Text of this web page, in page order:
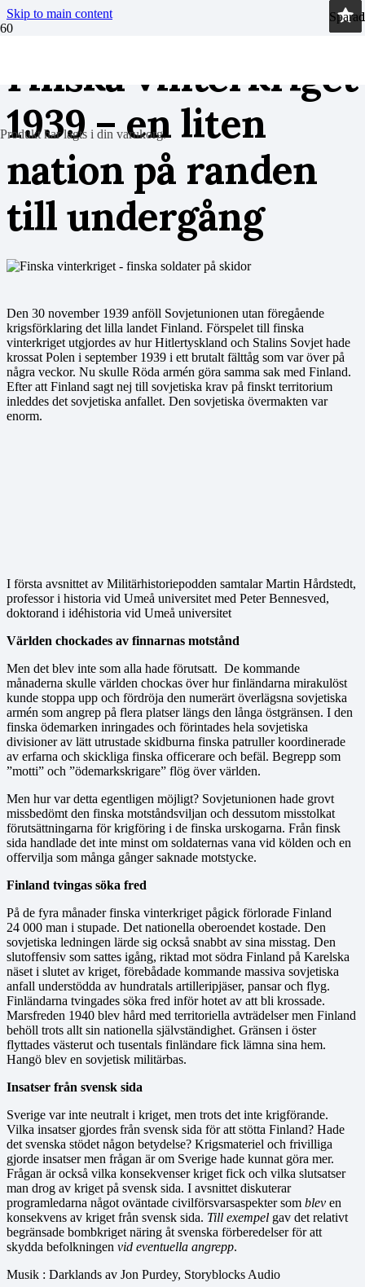
Skip to main content
Produkthar lagts i din varukorg.
Finska vinterkriget
1939 – en liten
nation på randen
till undergång
Den 30 november 1939 anföll Sovjetunionen utan föregående
krigsförklaring det lilla landet Finland. Förspelet till finska
vinterkriget utgjordes av hur Hitlertyskland och Stalins Sovjet hade
krossat Polen i september 1939 i ett brutalt fälttåg som var över på
några veckor. Nu skulle Röda armén göra samma sak med Finland.
Efter att Finland sagt nej till sovjetiska krav på finskt territorium
inleddes det sovjetiska anfallet. Den sovjetiska övermakten var
enorm.
I första avsnittet av Militärhistoriepodden samtalar Martin Hårdstedt,
professor i historia vid Umeå universitet med Peter Bennesved,
doktorand i idéhistoria vid Umeå universitet
Världen chockades av finnarnas motstånd
Men det blev inte som alla hade förutsatt. De kommande
månaderna skulle världen chockas över hur finländarna mirakulöst
kunde stoppa upp och fördröja den numerärt överlägsna sovjetiska
armén som angrep på flera platser längs den långa östgränsen. I den
finska ödemarken inringades och förintades hela sovjetiska
divisioner av lätt utrustade skidburna finska patruller koordinerade
av erfarna och skickliga finska officerare och befäl. Begrepp som
”motti” och ”ödemarkskrigare” flög över världen.
Men hur var detta egentligen möjligt? Sovjetunionen hade grovt
missbedömt den finska motståndsviljan och dessutom misstolkat
förutsättningarna för krigföring i de finska urskogarna. Från finsk
sida handlade det inte minst om soldaternas vana vid kölden och en
offervilja som många gånger saknade motstycke.
Finland tvingas söka fred
På de fyra månader finska vinterkriget pågick förlorade Finland
24 000 man i stupade. Det nationella oberoendet kostade. Den
sovjetiska ledningen lärde sig också snabbt av sina misstag. Den
slutoffensiv som sattes igång, riktad mot södra Finland på Karelska
näset i slutet av kriget, förebådade kommande massiva sovjetiska
anfall understödda av hundratals artilleripjäser, pansar och flyg.
Finländarna tvingades söka fred inför hotet av att bli krossade.
Marsfreden 1940 blev hård med territoriella avträdelser men Finland
behöll trots allt sin nationella självständighet. Gränsen i öster
flyttades västerut och tusentals finländare fick lämna sina hem.
Hangö blev en sovjetisk militärbas.
Insatser från svensk sida
Sverige var inte neutralt i kriget, men trots det inte krigförande.
Vilka insatser gjordes från svensk sida för att stötta Finland? Hade
det svenska stödet någon betydelse? Krigsmateriel och frivilliga
gjorde insatser men frågan är om Sverige hade kunnat göra mer.
Frågan är också vilka konsekvenser kriget fick och vilka slutsatser
man drog av kriget på svensk sida. I avsnittet diskuterar
programledarna något oväntade civilförsvarsaspekter som blev en
konsekvens av kriget från svensk sida. Till exempel gav det relativt
begränsade bombkriget näring åt svenska förberedelser för att
skydda befolkningen vid eventuella angrepp.
Musik : Darklands av Jon Purdey, Storyblocks Audio
Sparad
Sparad
Sparad
Sparad